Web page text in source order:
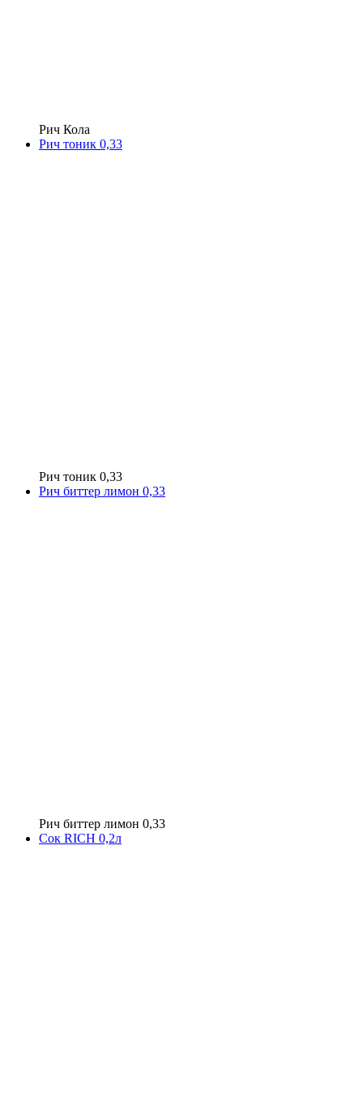
Рич Кола
Рич тоник 0,33
Рич тоник 0,33
Рич биттер лимон 0,33
Рич биттер лимон 0,33
Сок RICH 0,2л